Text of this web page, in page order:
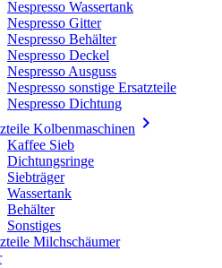
Nespresso Wassertank
Nespresso Gitter
Nespresso Behälter
Nespresso Deckel
Nespresso Ausguss
Nespresso sonstige Ersatzteile
Nespresso Dichtung
Kolbenmaschinen 
Kaffee Sieb
Dichtungsringe
Siebträger
Wassertank
Behälter
Sonstiges
Milchschäumer